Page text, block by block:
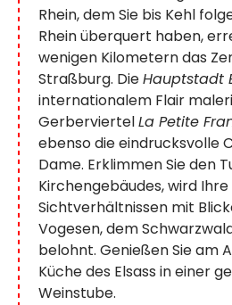
Rhein, dem Sie bis Kehl
Rhein überquert haben,
wenigen Kilometern das
Straßburg. DieHauptstadt
internationalem Flair
GerberviertelLa Petite
ebenso die eindrucksvolle
Dame. Erklimmen Sie den
Kirchengebäudes, wird
Sichtverhältnissen mit
Vogesen, dem
belohnt. Genießen Sie am
Küche des Elsass in einer
Weinstube.